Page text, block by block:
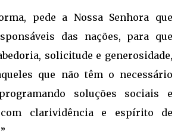
pede a Nossa Senhora que
das nações, para que
solicitude e generosidade,
que não têm o necessário
soluções sociais e
com clarividência e espírito de